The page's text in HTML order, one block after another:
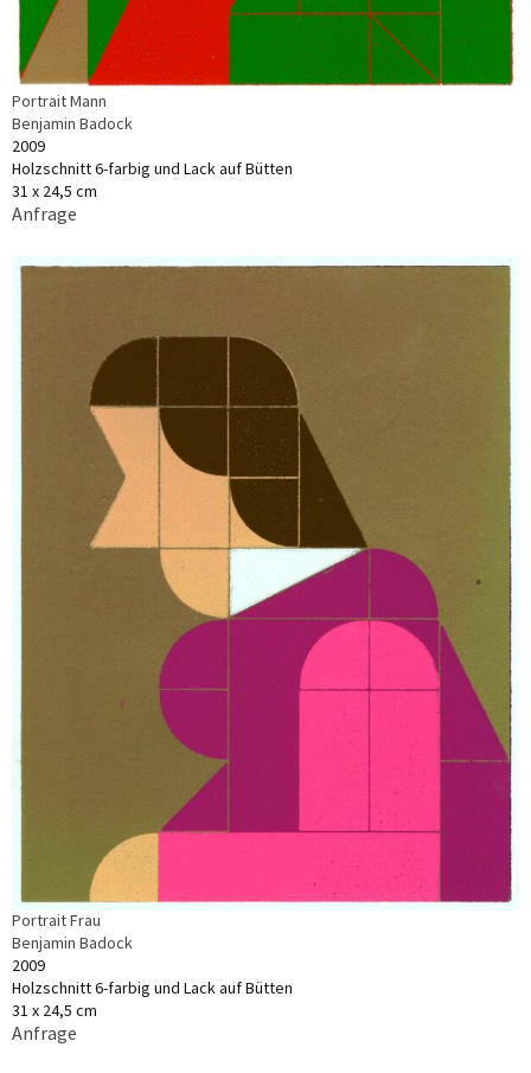
Portrait Mann
Benjamin Badock
2009
Holzschnitt 6-farbig und Lack auf Bütten
31 x 24,5 cm
Anfrage
Portrait Frau
Benjamin Badock
2009
Holzschnitt 6-farbig und Lack auf Bütten
31 x 24,5 cm
Anfrage